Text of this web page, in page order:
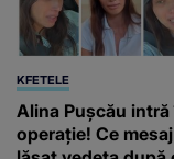
KFETELE
Alina Pușcău intră
operație! Ce